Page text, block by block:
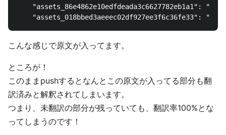
"assets_86e4862e10edfdeada3c6627782eb1a1": "As
こんな感じで原文が入ってます。
ところが！
このままpushするとなんとこの原文が入ってる部分も翻
訳済みと解釈されてしまいます。
つまり、未翻訳の部分が残っていても、翻訳率100%とな
ってしまうのです！